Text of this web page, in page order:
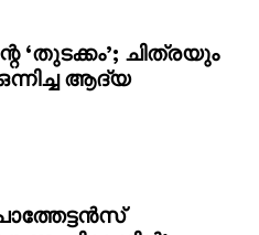
‘തുടക്കം’; ചിത്രയും
ആദ്യ